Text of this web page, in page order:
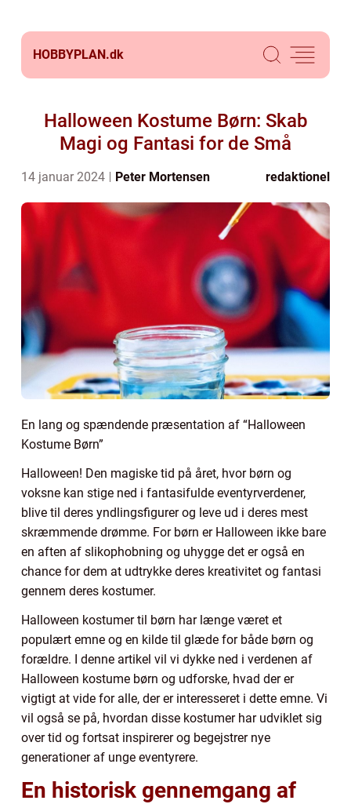
HOBBYPLAN.dk
Halloween Kostume Børn: Skab
Magi og Fantasi for de Små
14 januar 2024 Peter Mortensen redaktionel
En lang og spændende præsentation af “Halloween
Kostume Børn”
Halloween! Den magiske tid på året, hvor børn og
voksne kan stige ned i fantasifulde eventyrverdener,
blive til deres yndlingsfigurer og leve ud i deres mest
skræmmende drømme. For børn er Halloween ikke bare
en aften af slikophobning og uhygge det er også en
chance for dem at udtrykke deres kreativitet og fantasi
gennem deres kostumer.
Halloween kostumer til børn har længe været et
populært emne og en kilde til glæde for både børn og
forældre. I denne artikel vil vi dykke ned i verdenen af
Halloween kostume børn og udforske, hvad der er
vigtigt at vide for alle, der er interesseret i dette emne. Vi
vil også se på, hvordan disse kostumer har udviklet sig
over tid og fortsat inspirerer og begejstrer nye
generationer af unge eventyrere.
En historisk gennemgang af